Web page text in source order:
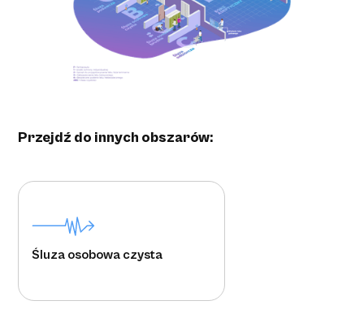
Przejdź do innych obszarów:
Śluza osobowa czysta